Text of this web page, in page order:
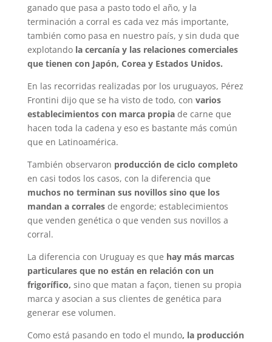
ganado que pasa a pasto todo el año, y la
terminación a corral es cada vez más importante,
también como pasa en nuestro país, y sin duda que
explotando la cercanía y las relaciones comerciales
que tienen con Japón, Corea y Estados Unidos.
En las recorridas realizadas por los uruguayos, Pérez
Frontini dijo que se ha visto de todo, con varios
establecimientos con marca propiade carne que
hacen toda la cadena y eso es bastante más común
que en Latinoamérica.
También observaron producción de ciclo completo
en casi todos los casos, con la diferencia que
muchos no terminan sus novillos sino que los
mandan a corralesde engorde; establecimientos
que venden genética o que venden sus novillos a
corral.
La diferencia con Uruguay es que hay más marcas
particulares que no están en relación con un
frigorífico, sino que matan a façon, tienen su propia
marca y asocian a sus clientes de genética para
generar ese volumen.
Como está pasando en todo el mundo, la producción